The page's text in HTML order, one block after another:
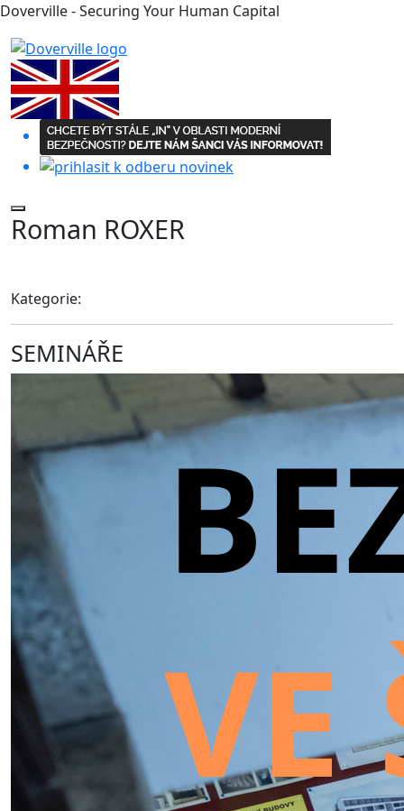
Doverville - Securing Your Human Capital
Roman ROXER
Kategorie:
SEMINÁŘE